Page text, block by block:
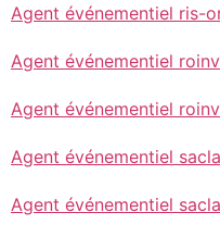
Agent événementiel ris-
Agent événementiel
Agent événementiel
Agent événementiel
Agent événementiel